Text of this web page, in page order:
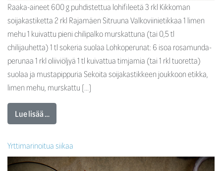
Raaka-aineet 600 g puhdistettua lohifileetä 3 rkl Kikkoman
soijakastiketta 2 rkl Rajamäen Sitruuna Valkoviinietikkaa 1 limen
mehu 1 kuivattu pieni chilipalko murskattuna (tai 0,5 tl
chilijauhetta) 1 tl sokeria suolaa Lohkoperunat: 6 isoa rosamunda-
perunaa 1 rkl oliiviöljyä 1 tl kuivattua timjamia (tai 1 rkl tuoretta)
suolaa ja mustapippuria Sekoita soijakastikkeen joukkoon etikka,
limen mehu, murskattu […]
Lue lisää …
Yrttimarinoitua siikaa